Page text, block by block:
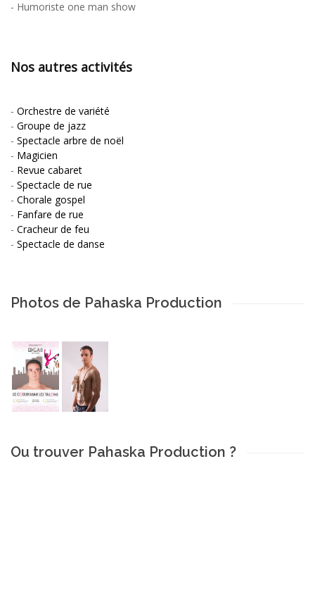
- Humoriste one man show
Nos autres activités
- Orchestre de variété
- Groupe de jazz
- Spectacle arbre de noël
- Magicien
- Revue cabaret
- Spectacle de rue
- Chorale gospel
- Fanfare de rue
- Cracheur de feu
- Spectacle de danse
Photos de Pahaska Production
Ou trouver Pahaska Production ?